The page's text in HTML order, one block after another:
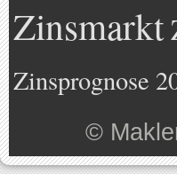
Zinsmarkt
Zinsprognose
©